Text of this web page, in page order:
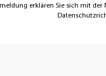
erklären Sie sich mit